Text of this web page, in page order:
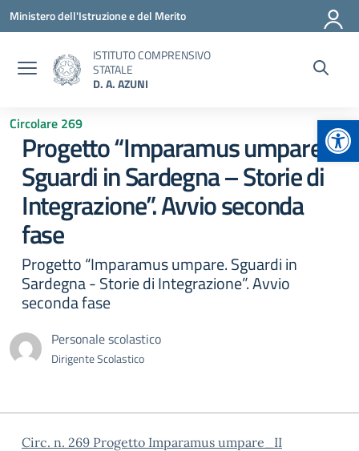
Vai ai contenuti
Vai al menu di navigazione
Vai al footer
Ministero dell'Istruzione e del Merito
ISTITUTO COMPRENSIVO
STATALE
D. A. AZUNI
Circolare 269
Progetto “Imparamus umpare.
Sguardi in Sardegna – Storie di
Integrazione”. Avvio seconda
fase
Progetto “Imparamus umpare. Sguardi in
Sardegna - Storie di Integrazione”. Avvio
seconda fase
Personale scolastico
Dirigente Scolastico
Circ. n. 269 Progetto Imparamus umpare_II